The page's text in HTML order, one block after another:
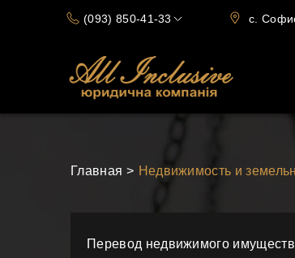
(093) 850-41-33
с.
Главная Недвижимость и
Перевод недвижимого